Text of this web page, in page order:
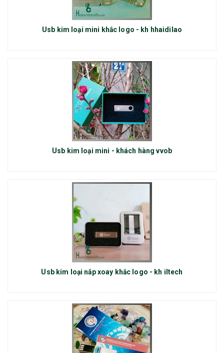
Usb kim loại mini khắc logo - kh hhaidilao
Usb kim loại mini - khách hàng vvob
Usb kim loại nắp xoay khắc logo - kh iltech